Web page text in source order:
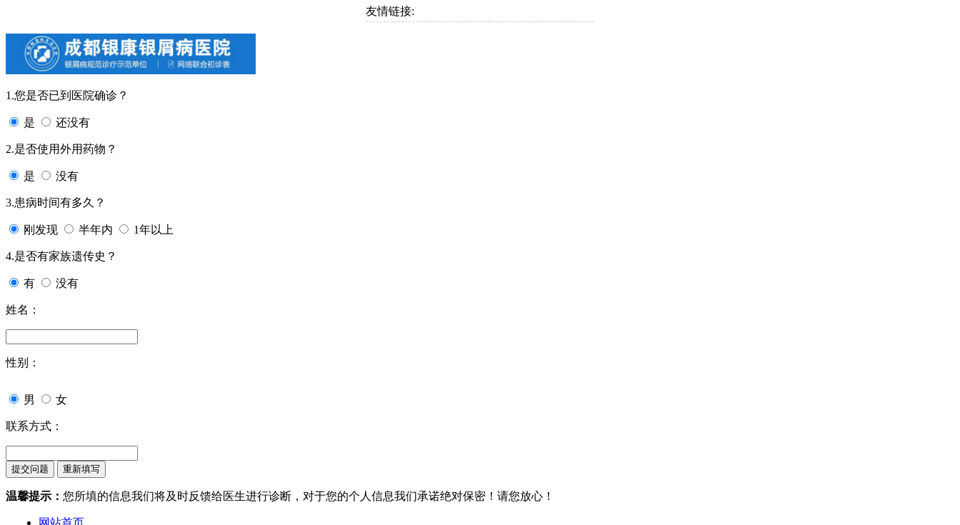
友情链接:
1.您是否已到医院确诊？
是 还没有
2.是否使用外用药物？
是 没有
3.患病时间有多久？
刚发现 半年内 1年以上
4.是否有家族遗传史？
有 没有
姓名：
性别：
男 女
联系方式：
温馨提示： 您所填的信息我们将及时反馈给医生进行诊断，对于您的个人信息我们承诺绝对保密！请您放心！